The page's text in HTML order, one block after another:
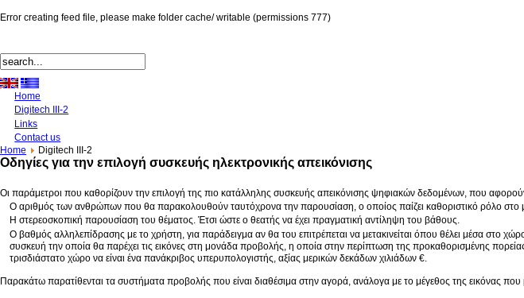
Error creating feed file, please make folder cache/ writable (permissions 777)
Home
Digitech III-2
Links
Contact us
Home
Digitech III-2
Οδηγίες για την επιλογή συσκευής ηλεκτρονικής απεικόνισης
Οι παράμετροι που καθορίζουν την επιλογή της πιο κατάλληλης συσκευής απεικόνισης ψηφιακών δεδομένων, που
Ο αριθμός των ανθρώπων που θα παρακολουθούν ταυτόχρονα την παρουσίαση, ο οποίος παίζει καθοριστικό ρόλο στο
Η στερεοσκοπική παρουσίαση του θέματος. Έτσι ώστε ο θεατής να έχει πραγματική αντίληψη του βάθους.
Ο βαθμός αλληλεπίδρασης με το χρήστη, για παράδειγμα αν θα του επιτρέπεται να μετακινείται όπου θέλει μέσα στο
συσκευή την οποία θα παρέχει τις εικόνες στη μονάδα προβολής, η οποία στην περίπτωση της προκαθορισμένης
τρισδιάστατο χώρο να είναι ένα πανάκριβος υπερυπολογιστής, αξίας μερικών δεκάδων χιλιάδων €.
Παρακάτω παρατίθενται τα συστήματα προβολής που είναι διαθέσιμα στην αγορά, ανάλογα με το μέγεθος της εικόνας